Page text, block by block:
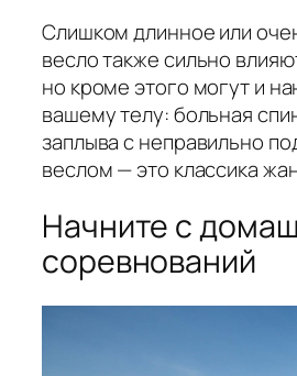
Слишком длинное или
весло также сильно
но кроме этого могут и
вашему телу: больная
заплыва с неправильно
веслом — это классика
Начните с
соревнований